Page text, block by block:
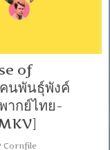
of
นพันธุ์พังค์
กย์ไทย-
Cornfile